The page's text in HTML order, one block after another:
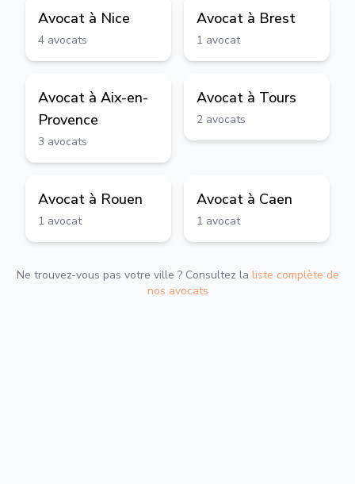
Avocat à Nice
4 avocats
Avocat à Brest
1 avocat
Avocat à Aix-en-
Provence
3 avocats
Avocat à Tours
2 avocats
Avocat à Rouen
1 avocat
Avocat à Caen
1 avocat
Ne trouvez-vous pas votre ville ? Consultez la liste complète de
nos avocats